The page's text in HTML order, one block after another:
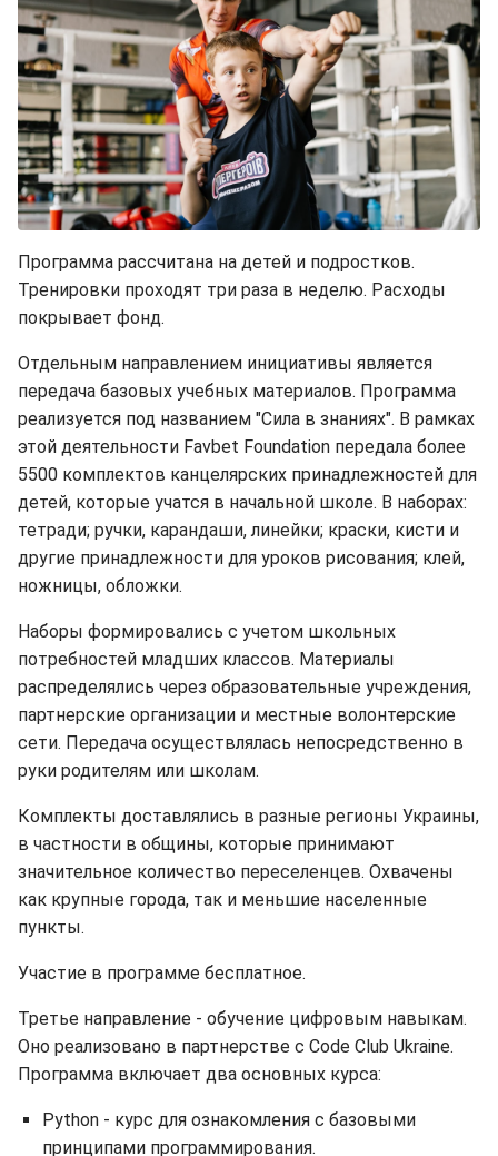
Программа рассчитана на детей и подростков.
Тренировки проходят три раза в неделю. Расходы
покрывает фонд.
Отдельным направлением инициативы является
передача базовых учебных материалов. Программа
реализуется под названием "Сила в знаниях". В рамках
этой деятельности Favbet Foundation передала более
5500 комплектов канцелярских принадлежностей для
детей, которые учатся в начальной школе. В наборах:
тетради; ручки, карандаши, линейки; краски, кисти и
другие принадлежности для уроков рисования; клей,
ножницы, обложки.
Наборы формировались с учетом школьных
потребностей младших классов. Материалы
распределялись через образовательные учреждения,
партнерские организации и местные волонтерские
сети. Передача осуществлялась непосредственно в
руки родителям или школам.
Комплекты доставлялись в разные регионы Украины,
в частности в общины, которые принимают
значительное количество переселенцев. Охвачены
как крупные города, так и меньшие населенные
пункты.
Участие в программе бесплатное.
Третье направление - обучение цифровым навыкам.
Оно реализовано в партнерстве с Code Club Ukraine.
Программа включает два основных курса:
Python - курс для ознакомления с базовыми
принципами программирования.